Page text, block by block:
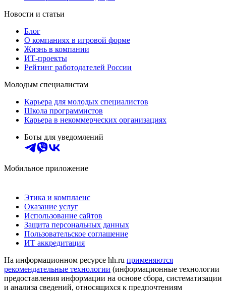
Новости и статьи
Блог
О компаниях в игровой форме
Жизнь в компании
ИТ-проекты
Рейтинг работодателей России
Молодым специалистам
Карьера для молодых специалистов
Школа программистов
Карьера в некоммерческих организациях
Боты для уведомлений
Мобильное приложение
Этика и комплаенс
Оказание услуг
Использование сайтов
Защита персональных данных
Пользовательское соглашение
ИТ аккредитация
На информационном ресурсе hh.ru применяются
рекомендательные технологии (информационные технологии
предоставления информации на основе сбора, систематизации
и анализа сведений, относящихся к предпочтениям